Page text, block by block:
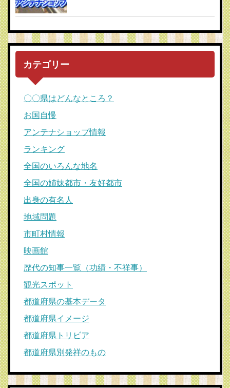
カテゴリー
〇〇県はどんなところ？
お国自慢
アンテナショップ情報
ランキング
全国のいろんな地名
全国の姉妹都市・友好都市
出身の有名人
地域問題
市町村情報
映画館
歴代の知事一覧（功績・不祥事）
観光スポット
都道府県の基本データ
都道府県イメージ
都道府県トリビア
都道府県別発祥のもの